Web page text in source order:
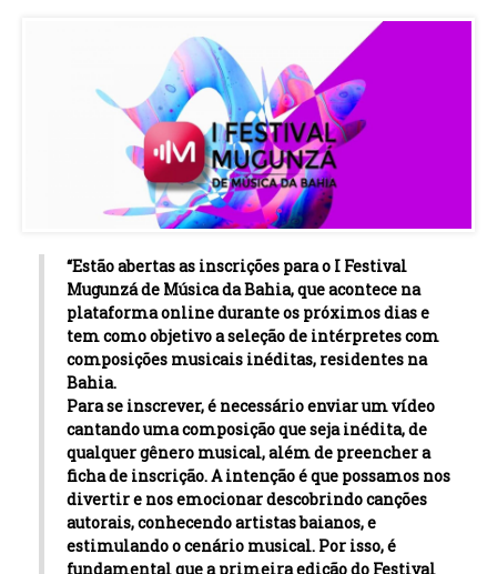
“Estão abertas as inscrições para o I Festival
Mugunzá de Música da Bahia, que acontece na
plataforma online durante os próximos dias e
tem como objetivo a seleção de intérpretes com
composições musicais inéditas, residentes na
Bahia.
Para se inscrever, é necessário enviar um vídeo
cantando uma composição que seja inédita, de
qualquer gênero musical, além de preencher a
ficha de inscrição. A intenção é que possamos nos
divertir e nos emocionar descobrindo canções
autorais, conhecendo artistas baianos, e
estimulando o cenário musical. Por isso, é
fundamental que a primeira edição do Festival